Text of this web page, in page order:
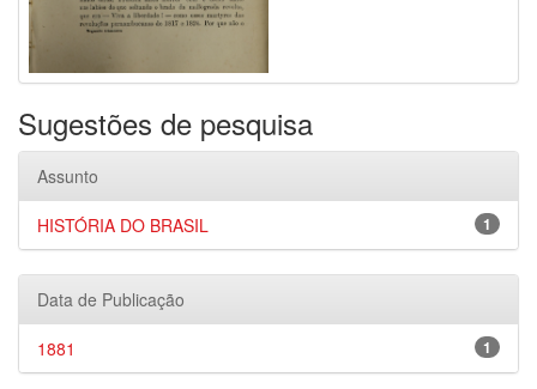
Sugestões de pesquisa
Assunto
1
HISTÓRIA DO BRASIL
Data de Publicação
1
1881